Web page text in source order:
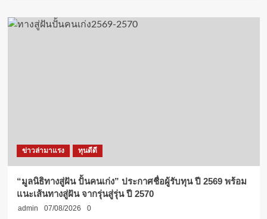
ข่าวล่ามาแรง ทุนดีดี
“มูลนิธิทางสู่ฝัน ปั้นคนเก่ง” ประกาศชื่อผู้รับทุน ปี 2569 พร้อม
แนะเส้นทางสู่ฝัน จากรุ่นสู่รุ่น ปี 2570
admin 07/08/2026 0